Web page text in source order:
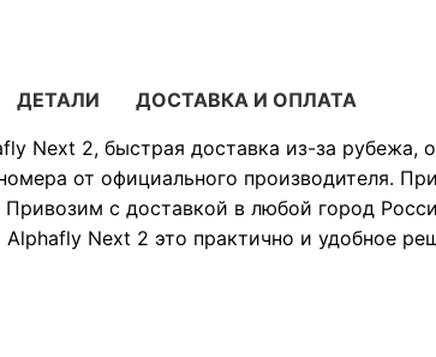
ДЕТАЛИ
ДОСТАВКА И ОПЛАТА
Next 2, быстрая доставка из-за рубежа,
от официального производителя.
с доставкой в любой город
Next 2 это практично и удобное